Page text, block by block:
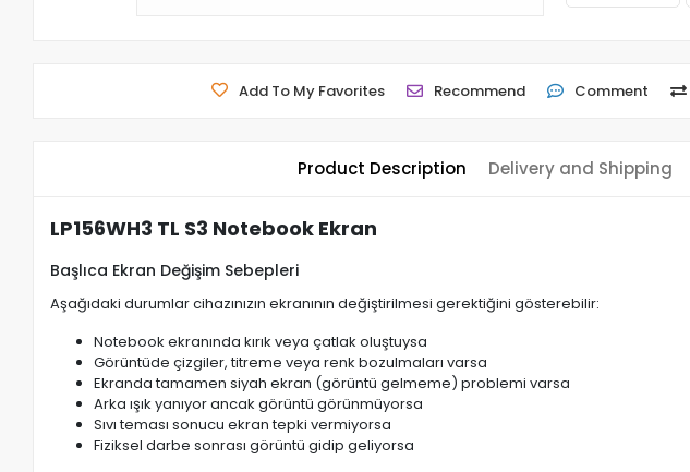
Add To My Favorites Recommend Comment
Product Description Delivery and Shipping
LP156WH3 TL S3 Notebook Ekran
Başlıca Ekran Değişim Sebepleri
Aşağıdaki durumlar cihazınızın ekranının değiştirilmesi gerektiğini gösterebilir:
Notebook ekranında kırık veya çatlak oluştuysa
Görüntüde çizgiler, titreme veya renk bozulmaları varsa
Ekranda tamamen siyah ekran (görüntü gelmeme) problemi varsa
Arka ışık yanıyor ancak görüntü görünmüyorsa
Sıvı teması sonucu ekran tepki vermiyorsa
Fiziksel darbe sonrası görüntü gidip geliyorsa